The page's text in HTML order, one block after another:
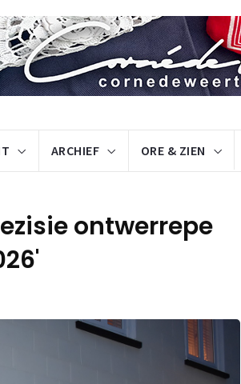
ARCHIEF ORE & ZIEN
ontwerrepe